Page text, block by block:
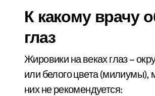
К какому врачу
глаз
Жировики на веках глаз –
или белого цвета (милиумы),
них не рекомендуется: